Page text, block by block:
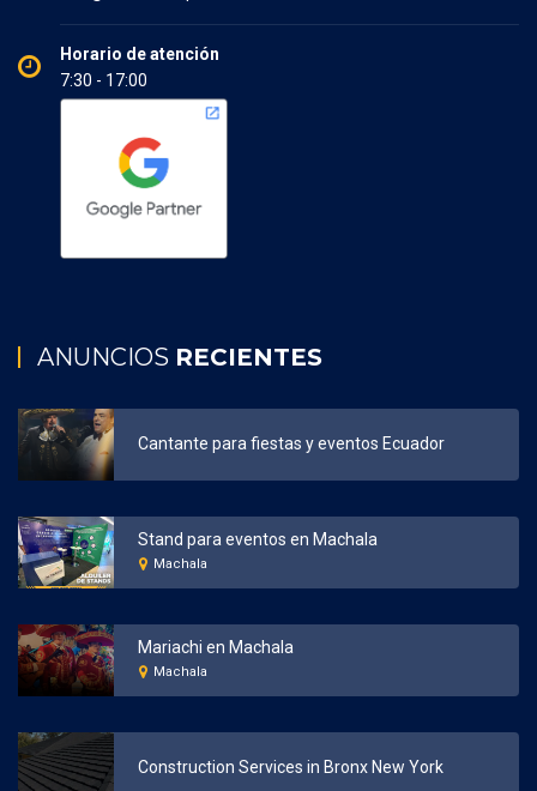
Horario de atención
7:30 - 17:00
ANUNCIOS RECIENTES
Cantante para fiestas y eventos Ecuador
Stand para eventos en Machala
Machala
Mariachi en Machala
Machala
Construction Services in Bronx New York